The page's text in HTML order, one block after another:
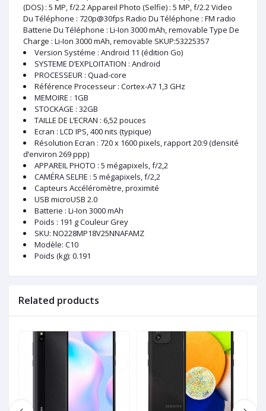
(DOS) : 5 MP, f/2.2 Appareil Photo (Selfie) : 5 MP, f/2.2 Video
Du Téléphone : 720p@30fps Radio Du Téléphone : FM radio
Batterie Du Téléphone : Li-Ion 3000 mAh, removable Type De
Charge : Li-Ion 3000 mAh, removable SKUP:53225357
Version Systéme : Android 11 (édition Go)
SYSTEME D’EXPLOITATION : Android
PROCESSEUR : Quad-core
Référence Processeur : Cortex-A7 1,3 GHz
MEMOIRE : 1GB
STOCKAGE : 32GB
TAILLE DE L’ECRAN : 6,52 pouces
Ecran : LCD IPS, 400 nits (typique)
Résolution Ecran : 720 x 1600 pixels, rapport 20:9 (densité
d’environ 269 ppp)
APPAREIL PHOTO : 5 mégapixels, f/2,2
CAMÉRA SELFIE : 5 mégapixels, f/2,2
Capteurs Accéléromètre, proximité
USB microUSB 2.0
Batterie : Li-Ion 3000 mAh
Poids : 191 g Couleur Grey
SKU: NO228MP18V25NNAFAMZ
Modèle: C10
Poids (kg): 0.191
Related products